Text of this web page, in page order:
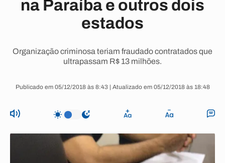
na Paraíba e outros dois
estados
Organização criminosa teriam fraudado contratados que
ultrapassam R$ 13 milhões.
Publicado em 05/12/2018 às 8:43 | Atualizado em 05/12/2018 às 18:48